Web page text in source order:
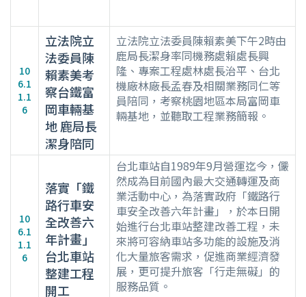
10
6.1
1.1
6
立法院立
法委員陳
賴素美考
察台鐵富
岡車輛基
地 鹿局長
潔身陪同
立法院立法委員陳賴素美下午2時由
鹿局長潔身率同機務處賴處長興
隆、專案工程處林處長治平、台北
機廠林廠長孟春及相關業務同仁等
員陪同，考察桃園地區本局富岡車
輛基地，並聽取工程業務簡報。
10
6.1
1.1
6
落實「鐵
路行車安
全改善六
年計畫」
台北車站
整建工程
開工
台北車站自1989年9月營運迄今，儼
然成為目前國內最大交通轉運及商
業活動中心，為落實政府「鐵路行
車安全改善六年計畫」，於本日開
始進行台北車站整建改善工程，未
來將可容納車站多功能的設施及消
化大量旅客需求，促進商業經濟發
展，更可提升旅客「行走無礙」的
服務品質。